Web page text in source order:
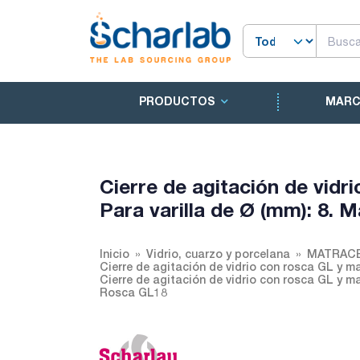
PRODUCTOS
Cierre de agitación de
Para varilla de Ø (mm): 8.
Inicio Vidrio, cuarzo y porcelana
Cierre de agitación de vidrio con rosca GL y
Cierre de agitación de vidrio con rosca GL y
Rosca GL18